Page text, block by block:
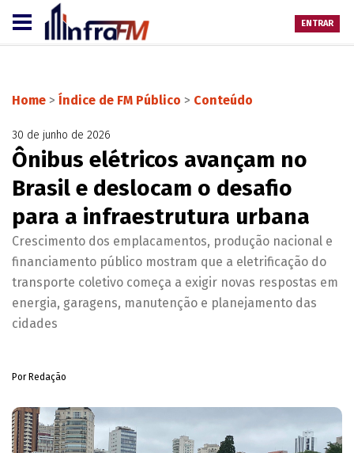
ENTRAR
Home > Índice de FM Público > Conteúdo
30 de junho de 2026
Ônibus elétricos avançam no
Brasil e deslocam o desafio
para a infraestrutura urbana
Crescimento dos emplacamentos, produção nacional e
financiamento público mostram que a eletrificação do
transporte coletivo começa a exigir novas respostas em
energia, garagens, manutenção e planejamento das
cidades
Por Redação